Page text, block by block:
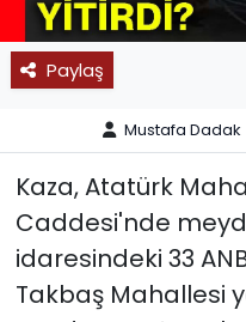
Paylaş
Mustafa Dadak
Kaza, Atatürk
Caddesi'nde
idaresindeki 33
Takbaş Mahallesi